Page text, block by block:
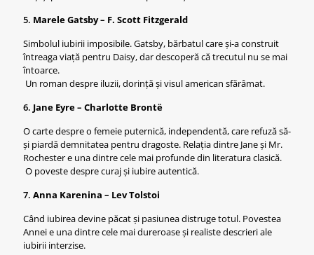
5. Marele Gatsby – F. Scott Fitzgerald
Simbolul iubirii imposibile. Gatsby, bărbatul care și-a construit
întreaga viață pentru Daisy, dar descoperă că trecutul nu se mai
întoarce.
Un roman despre iluzii, dorință și visul american sfărâmat.
6. Jane Eyre – Charlotte Brontë
O carte despre o femeie puternică, independentă, care refuză să-
și piardă demnitatea pentru dragoste. Relația dintre Jane și Mr.
Rochester e una dintre cele mai profunde din literatura clasică.
O poveste despre curaj și iubire autentică.
7. Anna Karenina – Lev Tolstoi
Când iubirea devine păcat și pasiunea distruge totul. Povestea
Annei e una dintre cele mai dureroase și realiste descrieri ale
iubirii interzise.